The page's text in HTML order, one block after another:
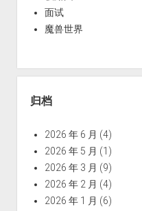
面试
魔兽世界
归档
2026 年 6 月 (4)
2026 年 5 月 (1)
2026 年 3 月 (9)
2026 年 2 月 (4)
2026 年 1 月 (6)